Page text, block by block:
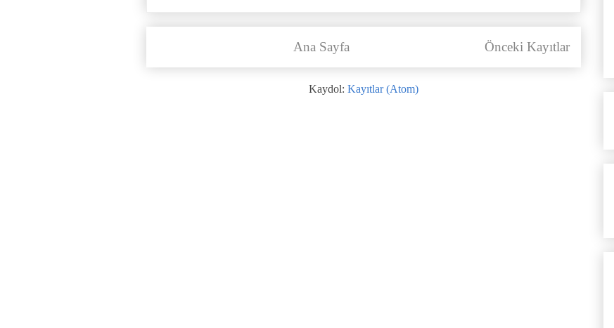
Önceki Kayıtlar
Ana Sayfa
Kaydol: Kayıtlar (Atom)